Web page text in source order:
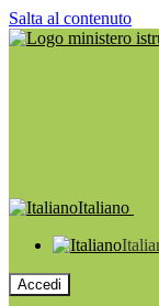
Salta al contenuto
Italiano
Accedi